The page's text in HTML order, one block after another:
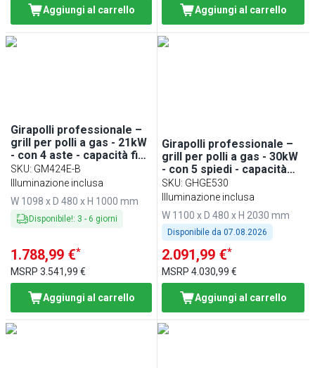
Aggiungi al carrello Aggiungi al carrello
Girapolli professionale –
grill per polli a gas - 21kW
- con 4 aste - capacità fino
a 24 polli
SKU: GM424E-B
Illuminazione inclusa
W 1098 x D 480 x H 1000 mm
Disponibile!: 3 - 6 giorni
1.788,99 €*
MSRP 3.541,99 €
Aggiungi al carrello
Girapolli professionale –
grill per polli a gas - 30kW
- con 5 spiedi - capacità
fino a 30 polli - Nero
SKU: GHGE530
Illuminazione inclusa
W 1100 x D 480 x H 2030 mm
Disponibile da07.08.2026
2.091,99 €*
MSRP4.030,99 €
Aggiungi al carrello